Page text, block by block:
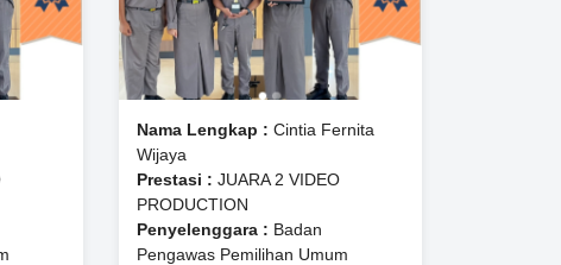
Nama Lengkap : Cintia Fernita
Wijaya
Prestasi : JUARA 2 VIDEO
PRODUCTION
Penyelenggara : Badan
Pengawas Pemilihan Umum